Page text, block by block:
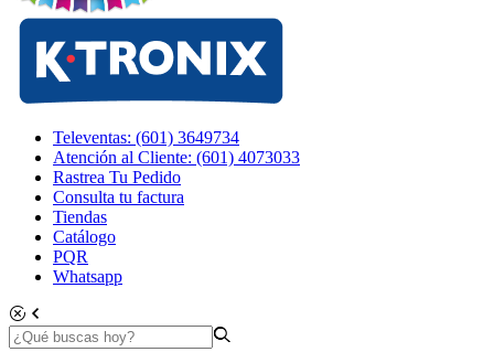
Televentas: (601) 3649734
Atención al Cliente: (601) 4073033
Rastrea Tu Pedido
Consulta tu factura
Tiendas
Catálogo
PQR
Whatsapp